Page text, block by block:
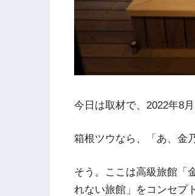
今日は取材で、2022年8
箱根ツウなら、「あ、金
そう。ここは高級旅館「
れない旅館」をコンセプ